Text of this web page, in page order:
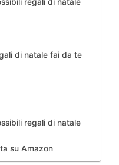
regali di natale
di natale fai da te
regali di natale
su Amazon